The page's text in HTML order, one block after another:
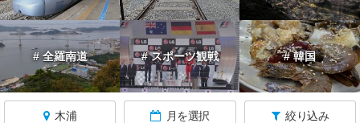
# 全羅南道 # スポーツ観戦 # 韓国
木浦 月を選択 絞り込み
へ
戻
る
★
仁